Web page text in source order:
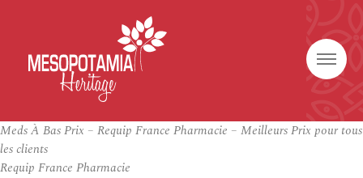
Meds À Bas Prix – Requip France Pharmacie – Meilleurs Prix pour tous
les clients
Requip France Pharmacie